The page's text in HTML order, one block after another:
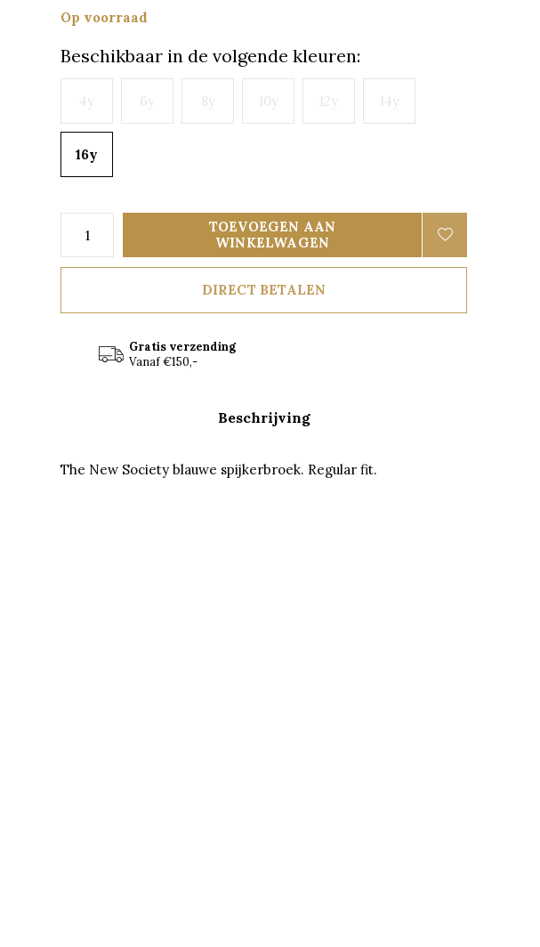
Op voorraad
Beschikbaar in de volgende kleuren:
4y 6y 8y 10y 12y 14y
16y
TOEVOEGEN AAN
WINKELWAGEN
DIRECT BETALEN
Gratis verzending
Vanaf €150,-
Beschrijving
The New Society blauwe spijkerbroek. Regular fit.